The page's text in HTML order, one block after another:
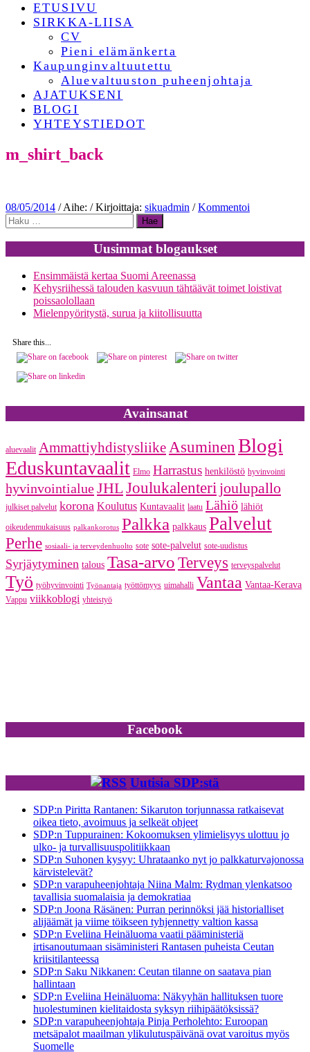
ETUSIVU
SIRKKA-LIISA
CV
Pieni elämänkerta
Kaupunginvaltuutettu
Aluevaltuuston puheenjohtaja
AJATUKSENI
BLOGI
YHTEYSTIEDOT
m_shirt_back
08/05/2014 / Aihe: / Kirjoittaja: sikuadmin /Kommentoi
Haku:
Uusimmat blogaukset
Ensimmäistä kertaa Suomi Areenassa
Kehysriihessä talouden kasvuun tähtäävät toimet loistivat
poissaolollaan
Mielenpyöritystä, surua ja kiitollisuutta
Share this...
Avainsanat
aluevaalit AmmattiyhdistysliikeAsuminen Blogi
Eduskuntavaalit Elmo Harrastus henkilöstö hyvinvointi
hyvinvointialueJHLJoulukalenterijoulupallo
julkiset palvelut korona Koulutus Kuntavaalit laatu Lähiö lähiöt
oikeudenmukaisuus palkankorotus Palkka palkkaus Palvelut
Perhe sosiaali- ja terveydenhuolto sote sote-palvelut sote-uudistus
Syrjäytyminen talous Tasa-arvo Terveys terveyspalvelut
Työ työhyvinvointi Työnantaja työttömyys uimahalli Vantaa Vantaa-Kerava
Vappu viikkoblogi yhteistyö
Facebook
Uutisia SDP:stä
SDP:n Piritta Rantanen: Sikaruton torjunnassa ratkaisevat
oikea tieto, avoimuus ja selkeät ohjeet
SDP:n Tuppurainen: Kokoomuksen ylimielisyys ulottuu jo
ulko- ja turvallisuuspolitiikkaan
SDP:n Suhonen kysyy: Uhrataanko nyt jo palkkaturvajonossa
kärvistelevät?
SDP:n varapuheenjohtaja Niina Malm: Rydman ylenkatsoo
tavallisia suomalaisia ja demokratiaa
SDP:n Joona Räsänen: Purran perinnöksi jää historialliset
alijäämät ja viime töikseen tyhjennetty valtion kassa
SDP:n Eveliina Heinäluoma vaatii pääministeriä
irtisanoutumaan sisäministeri Rantasen puheista Ceutan
kriisitilanteessa
SDP:n Saku Nikkanen: Ceutan tilanne on saatava pian
hallintaan
SDP:n Eveliina Heinäluoma: Näkyyhän hallituksen tuore
huolestuminen kielitaidosta syksyn riihipäätöksissä?
SDP:n varapuheenjohtaja Pinja Perholehto: Euroopan
metsäpalot maailman ylikulutuspäivänä ovat varoitus myös
Suomelle